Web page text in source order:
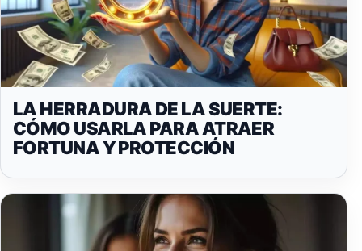
LA HERRADURA DE LA SUERTE:
CÓMO USARLA PARA ATRAER
FORTUNA Y PROTECCIÓN